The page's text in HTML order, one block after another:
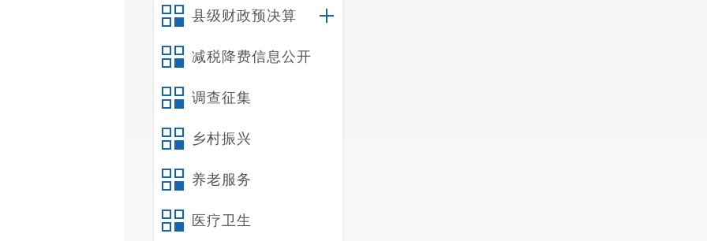
县级财政预决算
减税降费信息公开
调查征集
乡村振兴
养老服务
医疗卫生